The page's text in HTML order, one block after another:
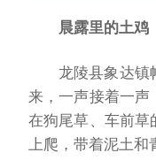
晨露里的土鸡
龙陵县象达镇
来，一声接着一
在狗尾草、车前草
上爬，带着泥土和